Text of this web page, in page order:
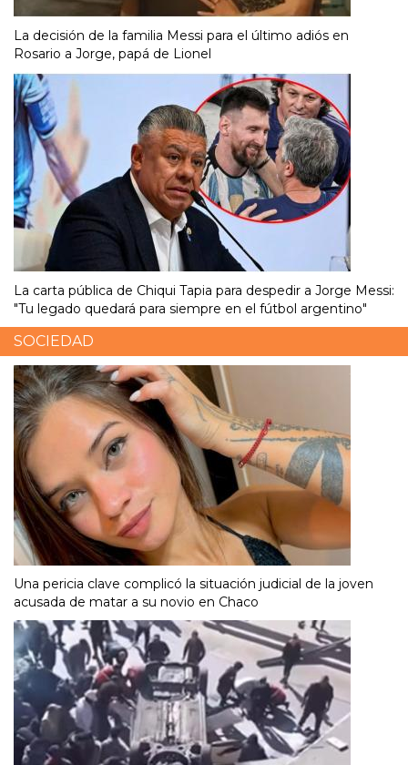
La decisión de la familia Messi para el último adiós en
Rosario a Jorge, papá de Lionel
La carta pública de Chiqui Tapia para despedir a Jorge Messi:
"Tu legado quedará para siempre en el fútbol argentino"
SOCIEDAD
Una pericia clave complicó la situación judicial de la joven
acusada de matar a su novio en Chaco